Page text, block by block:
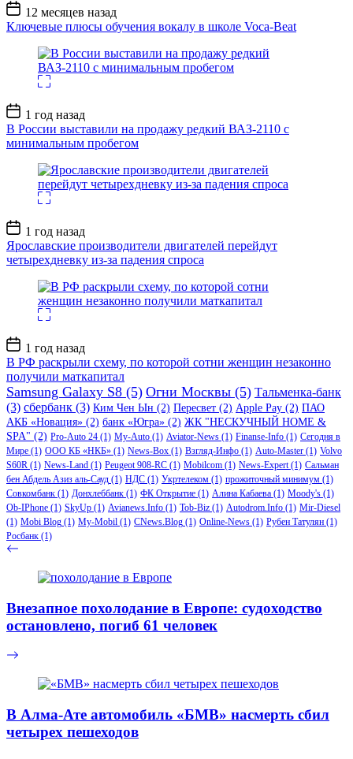
Дата
записи
12 месяцев назад
Ключевые плюсы обучения вокалу в школе Voca-Beat
Дата
записи
1 год назад
В России выставили на продажу редкий ВАЗ-2110 с
минимальным пробегом
Дата
записи
1 год назад
Ярославские производители двигателей перейдут
четырехдневку из-за падения спроса
Дата
записи
1 год назад
В РФ раскрыли схему, по которой сотни женщин незаконно
получили маткапитал
Samsung Galaxy S8 (5) Огни Москвы (5) Тальменка-банк
(3) сбербанк (3) Ким Чен Ын (2) Пересвет (2) Apple Pay (2) ПАО
АКБ «Новация» (2) банк «Югра» (2) ЖК "НЕСКУЧНЫЙ HOME &
SPA" (2) Pro-Auto 24 (1) My-Auto (1) Aviator-News (1) Finanse-Info (1) Сегодня в
Мире (1) ООО КБ «НКБ» (1) News-Box (1) Взгляд-Инфо (1) Auto-Master (1) Volvo
S60R (1) News-Land (1) Peugeot 908-RC (1) Mobilcom (1) News-Expert(1) Сальман
бен Абдель Азиз аль-Сауд (1) НДС (1) Укртелеком (1) прожиточный минимум (1)
Совкомбанк (1) Донхлеббанк (1) ФК Открытие (1) Алина Кабаева (1) Moody's (1)
Ob-IPhone (1) SkyUp (1) Avianews.Info (1) Tob-Biz (1) Autodrom.Info (1) Mir-Diesel
(1) Mobi Blog (1) My-Mobil (1) CNews.Blog (1) Online-News (1) Рубен Татулян (1)
Росбанк (1)
Внезапное похолодание в Европе: судоходство
остановлено, погиб 61 человек
В Алма-Ате автомобиль «БМВ» насмерть сбил
четырех пешеходов